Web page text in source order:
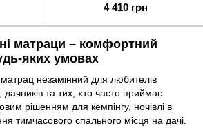
4 410 грн
матраци – комфортний
яких умовах
незамінний для любителів
дачників та тих, хто часто приймає
рішенням для кемпінгу, ночівлі в
тимчасового спального місця на дачі.